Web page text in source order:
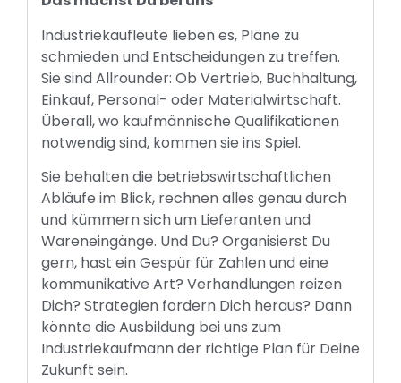
Industriekaufleute lieben es, Pläne zu
schmieden und Entscheidungen zu treffen.
Sie sind Allrounder: Ob Vertrieb, Buchhaltung,
Einkauf, Personal- oder Materialwirtschaft.
Überall, wo kaufmännische Qualifikationen
notwendig sind, kommen sie ins Spiel.
Sie behalten die betriebswirtschaftlichen
Abläufe im Blick, rechnen alles genau durch
und kümmern sich um Lieferanten und
Wareneingänge. Und Du? Organisierst Du
gern, hast ein Gespür für Zahlen und eine
kommunikative Art? Verhandlungen reizen
Dich? Strategien fordern Dich heraus? Dann
könnte die Ausbildung bei uns zum
Industriekaufmann der richtige Plan für Deine
Zukunft sein.